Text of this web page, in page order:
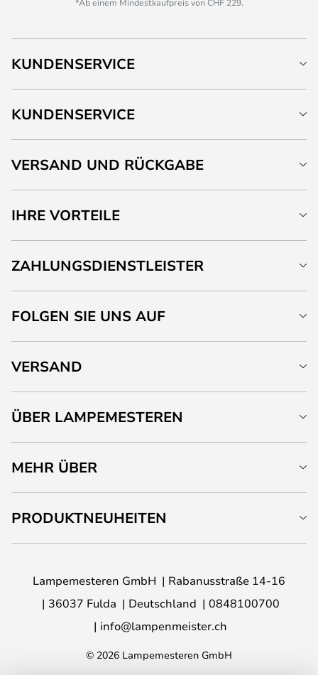
KUNDENSERVICE
KUNDENSERVICE
VERSAND UND RÜCKGABE
IHRE VORTEILE
ZAHLUNGSDIENSTLEISTER
FOLGEN SIE UNS AUF
VERSAND
ÜBER LAMPEMESTEREN
MEHR ÜBER
PRODUKTNEUHEITEN
Lampemesteren GmbH
Rabanusstraße 14-16
36037 Fulda
Deutschland
0848100700
info@lampenmeister.ch
© 2026 Lampemesteren GmbH